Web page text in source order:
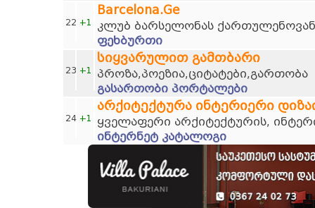
22 +1
Barcelona.Ge
კლუბ ბარსელონას
ფეხბურთი
23 +1
სიყვარულით გამთბარი
პროზა,პოეზია,ციტატები,გართობა
გასართობი პორტალები
24 +1
არქიტექტურა ინტერიერი
ყველაფერი არქიტექტურის,
ინტერნეტ კატალოგი